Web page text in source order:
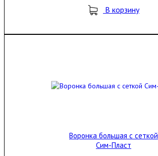
В корзину
Воронка большая с сеткой
Сим-Пласт